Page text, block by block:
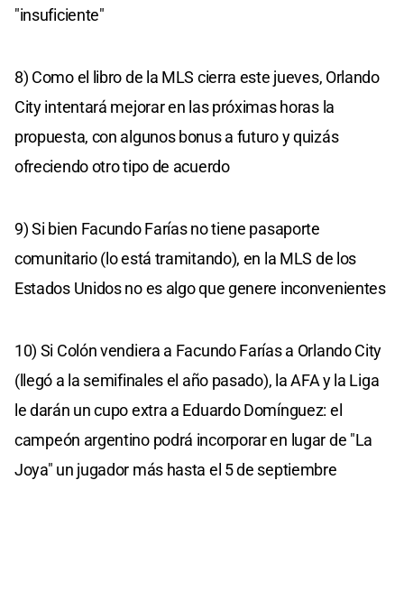
"insuficiente"
8) Como el libro de la MLS cierra este jueves, Orlando
City intentará mejorar en las próximas horas la
propuesta, con algunos bonus a futuro y quizás
ofreciendo otro tipo de acuerdo
9) Si bien Facundo Farías no tiene pasaporte
comunitario (lo está tramitando), en la MLS de los
Estados Unidos no es algo que genere inconvenientes
10) Si Colón vendiera a Facundo Farías a Orlando City
(llegó a la semifinales el año pasado), la AFA y la Liga
le darán un cupo extra a Eduardo Domínguez: el
campeón argentino podrá incorporar en lugar de "La
Joya" un jugador más hasta el 5 de septiembre